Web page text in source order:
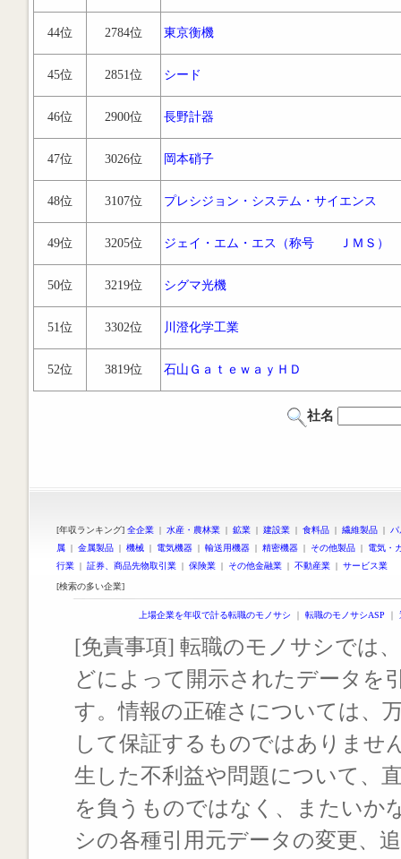
44位 2784位 東京衡機
45位 2851位 シード
46位 2900位 長野計器
47位 3026位 岡本硝子
48位 3107位 プレシジョン・システム・サイエンス
49位 3205位 ジェイ・エム・エス（称号 ＪＭＳ）
50位 3219位 シグマ光機
51位 3302位 川澄化学工業
52位 3819位 石山ＧａｔｅｗａｙＨＤ
社名
[年収ランキング] 全企業 | 水産・農林業 | 鉱業 | 建設業 | 食料品 | 繊維製品 |
属 | 金属製品 | 機械 | 電気機器 | 輸送用機器 | 精密機器 | その他製品 | 電気・
行業 | 証券、商品先物取引業 | 保険業 | その他金融業 | 不動産業 | サービス業
[検索の多い企業]
上場企業を年収で計る転職のモノサシ ｜ 転職のモノサシASP ｜
[免責事項] 転職のモノサシでは
どによって開示されたデータを
す。情報の正確さについては、
して保証するものではありませ
生した不利益や問題について、
を負うものではなく、またいか
シの各種引用元データの変更、